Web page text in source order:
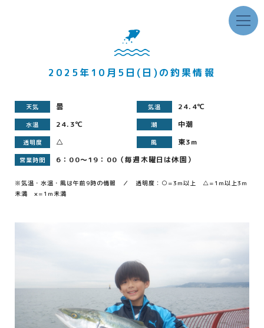
2025年10月5日(日)の釣果情報
天気 曇 気温 24.4℃
水温 24.3℃ 潮 中潮
透明度 △ 風 東3m
営業時間 6：00～19：00（毎週木曜日は休園）
※気温・水温・風は午前9時の情報 ／ 透明度：○=3m以上 △=1m以上3m
未満 ×=1m未満